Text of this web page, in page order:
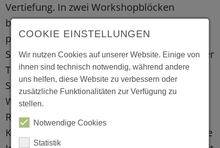
Vertiefung. In zwei Workshopblöcken
beschäftigten sich die Teilnehmenden mit
praxisrelevanten Themen wie
Sexualpädagogik, systemischem Arbeiten, der
Traumatisierung von Kindern,
Stressbewältigung sowie FASD. Die
Workshops boten Raum für fachlichen Input,
Reflexion und Diskussion. Dank der
Kinderbetreuung konnten sich alle voll auf die
COOKIE EINSTELLUNGEN
Wir nutzen Cookies auf unserer Website. Einige von
ihnen sind technisch notwendig, während andere
uns helfen, diese Website zu verbessern oder
zusätzliche Funktionalitäten zur Verfügung zu
stellen.
Notwendige Cookies
Statistik